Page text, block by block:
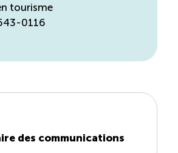
tourisme
0116
des communications